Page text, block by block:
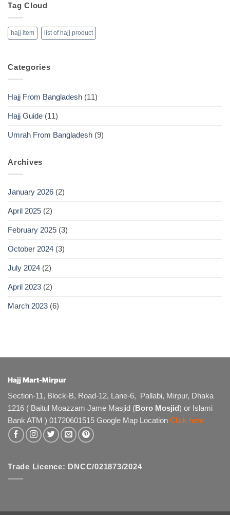
Tag Cloud
hajj item list of hajj product
Categories
Hajj From Bangladesh (11)
Hajj Guide (11)
Umrah From Bangladesh (9)
Archives
January 2026 (2)
April 2025 (2)
February 2025 (3)
October 2024 (3)
July 2024 (2)
April 2023 (2)
March 2023 (6)
Hajj Mart-Mirpur
Section-11, Block-B, Road-12, Lane-6, Pallabi, Mirpur, Dhaka
1216 ( Baitul Moazzam Jame Masjid (Boro Mosjid) or Islami
Bank ATM ) 01720601515 Google Map Location Click here
Trade Licence: DNCC/021873/2024